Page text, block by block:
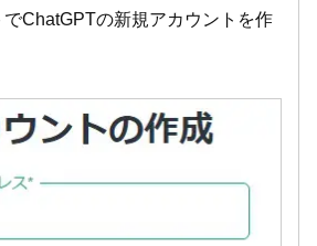
ChatGPTの新規アカウントを作